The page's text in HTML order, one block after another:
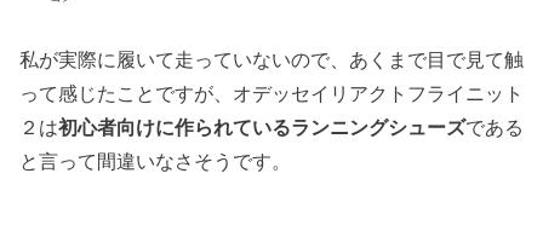
私が実際に履いて走っていないので、あくまで目で見て触
って感じたことですが、オデッセイリアクトフライニット
２は初心者向けに作られているランニングシューズである
と言って間違いなさそうです。